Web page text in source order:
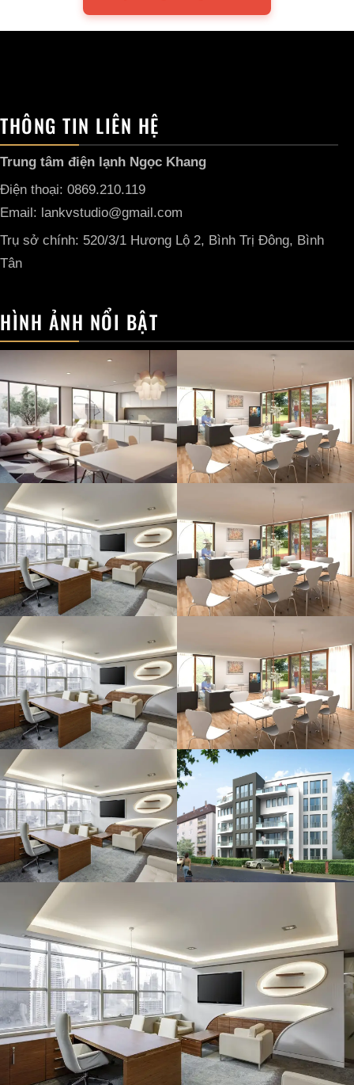
THÔNG TIN LIÊN HỆ
Trung tâm điện lạnh Ngọc Khang
Điện thoại: 0869.210.119
Email: lankvstudio@gmail.com
Trụ sở chính: 520/3/1 Hương Lộ 2, Bình Trị Đông, Bình
Tân
HÌNH ẢNH NỔI BẬT